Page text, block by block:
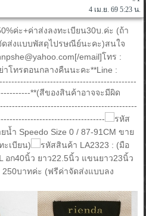
4 เม.ย. 69 5:23 น.
ค่ะ+ค่าส่งลงทะเบียน30บ.ค่ะ (ถ้า
ส่งแบบพัสดุไปรษณีย์นะคะ)สนใจ
email]โทร :
โทรตอนกลางคืนนะคะ**Line :
**(สีของสินค้าอาจจะมีผิด
รหัส
ำ Speedo Size 0 / 87-91CM ขาย
ะเบียน)
รหัสสินค้า LA2323 : (มือ
อก40นิ้ว ยาว22.5นิ้ว แขนยาว23นิ้ว
บาทค่ะ (ฟรีค่าจัดส่งแบบลง